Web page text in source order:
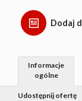
Dodaj
Udostępnij ofertę
Informacje
ogólne